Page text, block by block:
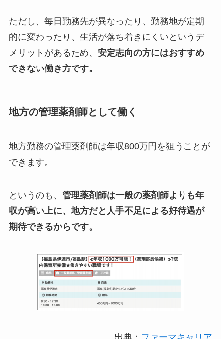
ただし、毎日勤務先が異なったり、勤務地が定期
的に変わったり、生活が落ち着きにくいというデ
メリットがあるため、 安定志向の方にはおすすめ
できない働き方です。
地方の管理薬剤師として働く
地方勤務の管理薬剤師は年収800万円を狙うことが
できます。
というのも、 管理薬剤師は一般の薬剤師よりも年
収が高い上に、地方だと人手不足による好待遇が
期待できるからです。